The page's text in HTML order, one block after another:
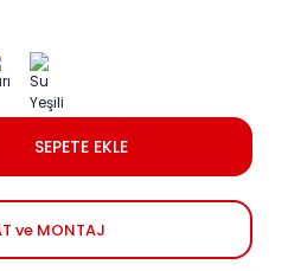
SEPETE EKLE
ve MONTAJ